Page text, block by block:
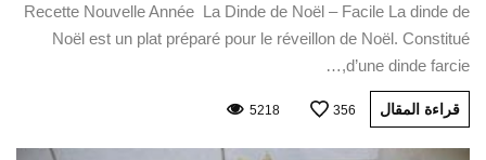
Recette Nouvelle Année La Dinde de Noël – Facile La dinde de
Noël est un plat préparé pour le réveillon de Noël. Constitué
d’une dinde farcie,…
قراءة المقال 356
5218